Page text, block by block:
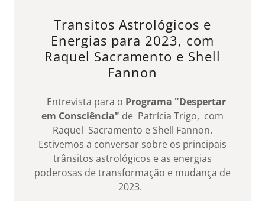
Transitos Astrológicos e
Energias para 2023, com
Raquel Sacramento e Shell
Fannon
Entrevista para o Programa "Despertar
em Consciência" de Patrícia Trigo, com
Raquel Sacramento e Shell Fannon.
Estivemos a conversar sobre os principais
trânsitos astrológicos e as energias
poderosas de transformação e mudança de
2023.